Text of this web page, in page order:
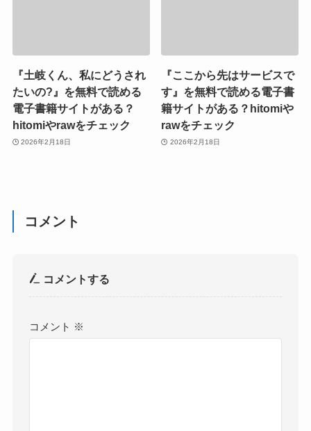
『土岐くん、私にどうされ
たいの?』を無料で読める
電子書籍サイトがある？
hitomiやrawをチェック
2026年2月18日
『ここから先はサービスで
す』を無料で読める電子書
籍サイトがある？hitomiや
rawをチェック
2026年2月18日
コメント
コメントする
コメント ※